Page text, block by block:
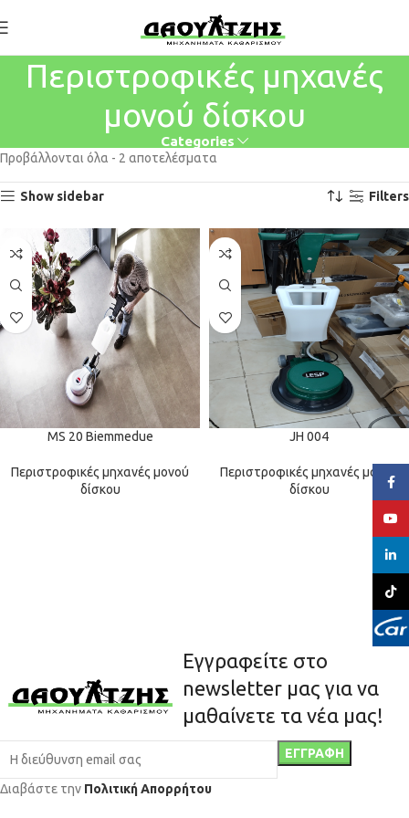
Περιστροφικές μηχανές
μονού δίσκου
Categories
Προβάλλονται όλα - 2 αποτελέσματα
Show sidebar Filters
MS 20 Biemmedue
Περιστροφικές μηχανές μονού
δίσκου
JH 004
Περιστροφικές μηχανές μονού
δίσκου
Εγγραφείτε στο
newsletter μας για να
μαθαίνετε τα νέα μας!
Διαβάστε την Πολιτική Απορρήτου